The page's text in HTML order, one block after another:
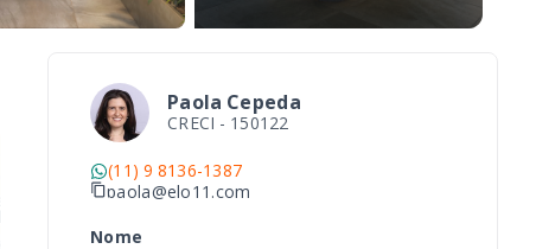
Paola Cepeda
CRECI - 150122
(11) 9 8136-1387
paola@elo11.com
Nome